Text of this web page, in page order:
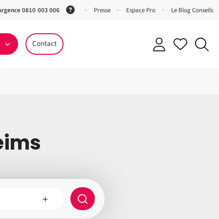
0810 003 006
(ServicePresse Espace Pro Le Blog Conseils
Contact
Rayon
de